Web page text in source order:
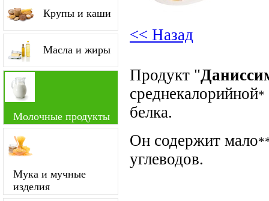
Крупы и каши
Масла и жиры
Молочные продукты
Мука и мучные
изделия
<< Назад
Продукт "
среднекалорийной*
белка.
Он содержит мало
углеводов.